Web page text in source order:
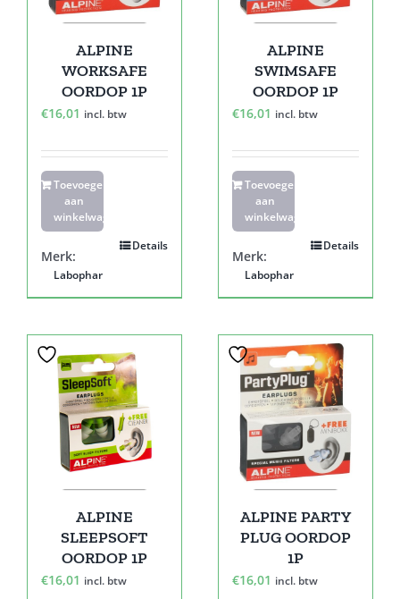
ALPINE
WORKSAFE
OORDOP 1P
€16,01 incl. btw
Toevoegen
aan
winkelwagen
Details
Merk:
Labophar
ALPINE
SWIMSAFE
OORDOP 1P
€16,01 incl. btw
Toevoegen
aan
winkelwagen
Details
Merk:
Labophar
ALPINE
SLEEPSOFT
OORDOP 1P
€16,01 incl. btw
ALPINE PARTY
PLUG OORDOP
1P
€16,01 incl. btw